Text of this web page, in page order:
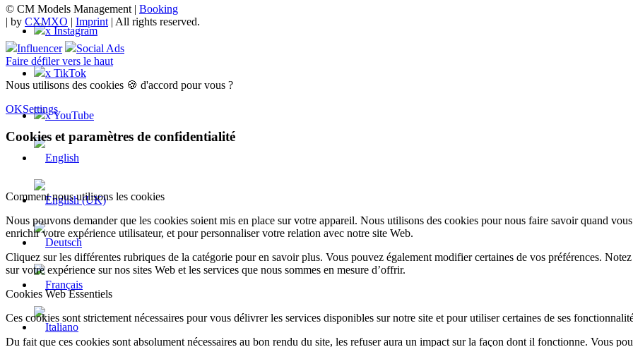
x Instagram
x TikTok
x YouTube
© CM Models Management | Booking
| by CXMXO | Imprint | All rights reserved.
Influencer
Social Ads
Faire défiler vers le haut
Nous utilisons des cookies 🍪 d'accord pour vous ?
OKSettings
Cookies et paramètres de confidentialité
Comment nous utilisons les cookies
Nous pouvons demander que les cookies soient mis en place sur votre appareil. Nous utilisons des cookies pour nous faire savoir quand
enrichir votre expérience utilisateur, et pour personnaliser votre relation avec notre site Web.
Cliquez sur les différentes rubriques de la catégorie pour en savoir plus. Vous pouvez également modifier certaines de vos préférences.
sur votre expérience sur nos sites Web et les services que nous sommes en mesure d’offrir.
Cookies Web Essentiels
Ces cookies sont strictement nécessaires pour vous délivrer les services disponibles sur notre site et pour utiliser certaines de ses
Du fait que ces cookies sont absolument nécessaires au bon rendu du site, les refuser aura un impact sur la façon dont il fonctionne. Vous